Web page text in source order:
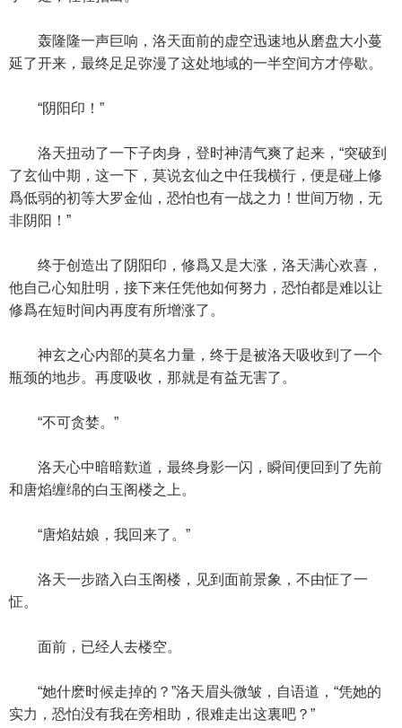
轰隆隆一声巨响，洛天面前的虚空迅速地从磨盘大小蔓
延了开来，最终足足弥漫了这处地域的一半空间方才停歇。
“阴阳印！”
洛天扭动了一下子肉身，登时神清气爽了起来，“突破到
了玄仙中期，这一下，莫说玄仙之中任我横行，便是碰上修
爲低弱的初等大罗金仙，恐怕也有一战之力！世间万物，无
非阴阳！”
终于创造出了阴阳印，修爲又是大涨，洛天满心欢喜，
他自己心知肚明，接下来任凭他如何努力，恐怕都是难以让
修爲在短时间内再度有所增涨了。
神玄之心内部的莫名力量，终于是被洛天吸收到了一个
瓶颈的地步。再度吸收，那就是有益无害了。
“不可贪婪。”
洛天心中暗暗歎道，最终身影一闪，瞬间便回到了先前
和唐焰缠绵的白玉阁楼之上。
“唐焰姑娘，我回来了。”
洛天一步踏入白玉阁楼，见到面前景象，不由怔了一
怔。
面前，已经人去楼空。
“她什麽时候走掉的？”洛天眉头微皱，自语道，“凭她的
实力，恐怕没有我在旁相助，很难走出这裏吧？”